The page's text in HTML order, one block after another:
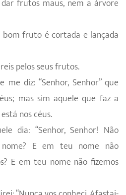
frutos maus, nem a árvore
fruto é cortada e lançada
pelos seus frutos.
diz: “Senhor, Senhor” que
mas sim aquele que faz a
nos céus.
dia: “Senhor, Senhor! Não
E em teu nome não
E em teu nome não fizemos